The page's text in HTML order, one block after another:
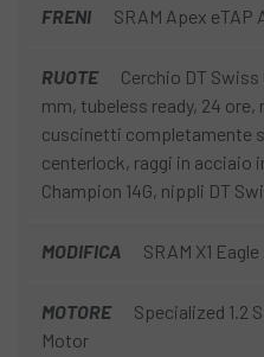
FRENI SRAM Apex eTAP
RUOTE
Cerchio DT
mm, tubeless ready, 24
cuscinetti completamente
centerlock, raggi in acciaio
Champion 14G, nippli DT
MODIFICA SRAM X1 Eagle
MOTORE
Specialized 1.2
Motor